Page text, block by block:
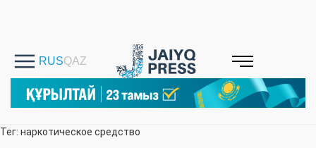
Тег: наркотическое средство